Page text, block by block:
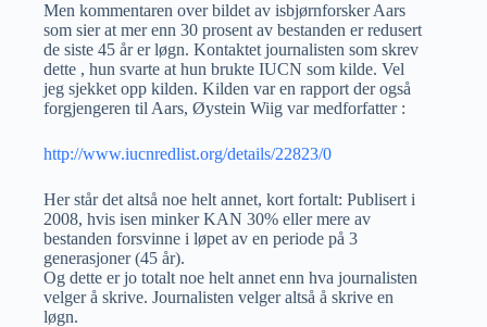
Men kommentaren over bildet av isbjørnforsker Aars
som sier at mer enn 30 prosent av bestanden er redusert
de siste 45 år er løgn. Kontaktet journalisten som skrev
dette , hun svarte at hun brukte IUCN som kilde. Vel
jeg sjekket opp kilden. Kilden var en rapport der også
forgjengeren til Aars, Øystein Wiig var medforfatter :
http://www.iucnredlist.org/details/22823/0
Her står det altså noe helt annet, kort fortalt: Publisert i
2008, hvis isen minker KAN 30% eller mere av
bestanden forsvinne i løpet av en periode på 3
generasjoner (45 år).
Og dette er jo totalt noe helt annet enn hva journalisten
velger å skrive. Journalisten velger altså å skrive en
løgn.